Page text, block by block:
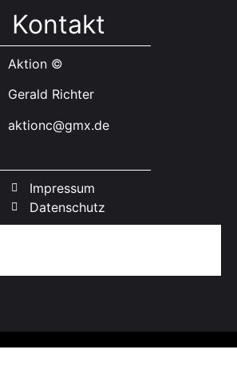
Kontakt
Aktion ©
Gerald Richter
aktionc@gmx.de
Impressum
Datenschutz